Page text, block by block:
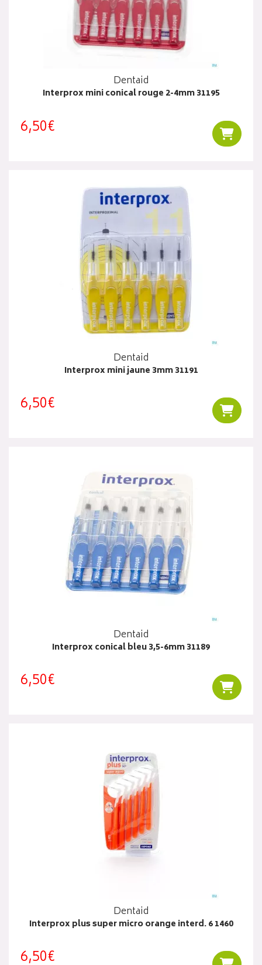
Dentaid
Interprox mini conical rouge 2-4mm 31195
6,50€
Dentaid
Interprox mini jaune 3mm 31191
6,50€
Dentaid
Interprox conical bleu 3,5-6mm 31189
6,50€
Dentaid
Interprox plus super micro orange interd. 6 1460
6,50€